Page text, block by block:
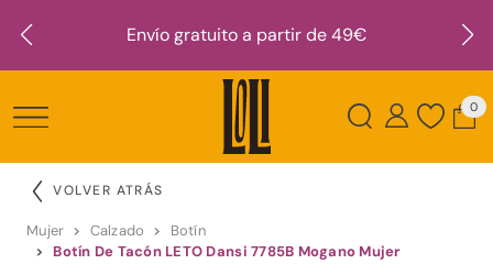
Envío gratuito a partir de 49€
0
VOLVER ATRÁS
Mujer Calzado
Botín
Botín De Tacón LETO Dansi 7785B Mogano Mujer